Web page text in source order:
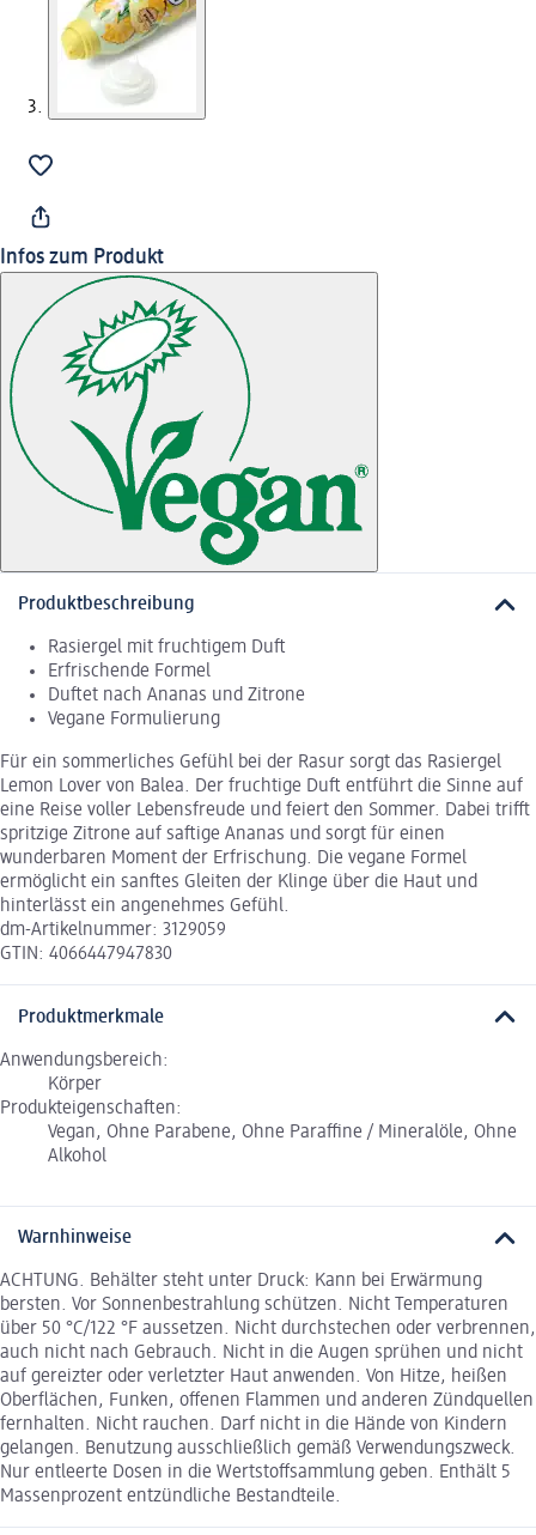
Infos zum Produkt
Produktbeschreibung
Rasiergel mit fruchtigem Duft
Erfrischende Formel
Duftet nach Ananas und Zitrone
Vegane Formulierung
Für ein sommerliches Gefühl bei der Rasur sorgt das Rasiergel
Lemon Lover von Balea. Der fruchtige Duft entführt die Sinne auf
eine Reise voller Lebensfreude und feiert den Sommer. Dabei trifft
spritzige Zitrone auf saftige Ananas und sorgt für einen
wunderbaren Moment der Erfrischung. Die vegane Formel
ermöglicht ein sanftes Gleiten der Klinge über die Haut und
hinterlässt ein angenehmes Gefühl.
dm-Artikelnummer: 3129059
GTIN: 4066447947830
Produktmerkmale
Anwendungsbereich:
Körper
Produkteigenschaften:
Vegan, Ohne Parabene, Ohne Paraffine / Mineralöle, Ohne
Alkohol
Warnhinweise
ACHTUNG. Behälter steht unter Druck: Kann bei Erwärmung
bersten. Vor Sonnenbestrahlung schützen. Nicht Temperaturen
über 50 °C/122 °F aussetzen. Nicht durchstechen oder verbrennen,
auch nicht nach Gebrauch. Nicht in die Augen sprühen und nicht
auf gereizter oder verletzter Haut anwenden. Von Hitze, heißen
Oberflächen, Funken, offenen Flammen und anderen Zündquellen
fernhalten. Nicht rauchen. Darf nicht in die Hände von Kindern
gelangen. Benutzung ausschließlich gemäß Verwendungszweck.
Nur entleerte Dosen in die Wertstoffsammlung geben. Enthält 5
Massenprozent entzündliche Bestandteile.